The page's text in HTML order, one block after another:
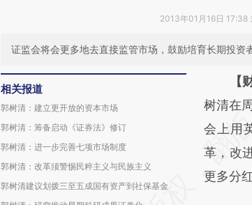
2013年01月16日 17:38
证监会将会更多地去直接监管市场，鼓励培育长期投资
相关报道
郭树清：建立更开放的资本市场
郭树清：筹备启动《证券法》修订
郭树清：进一步完善七项市场制度
郭树清：改革须警惕民粹主义与民族主义
郭树清建议划拨三至五成国有资产到社保基金
请务必
AI
成，可
【
树清在
会上用
革，改
更多分